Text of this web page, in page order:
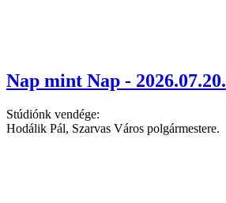
Nap mint Nap - 2026.07.20.
Stúdiónk vendége:
Hodálik Pál, Szarvas Város polgármestere.